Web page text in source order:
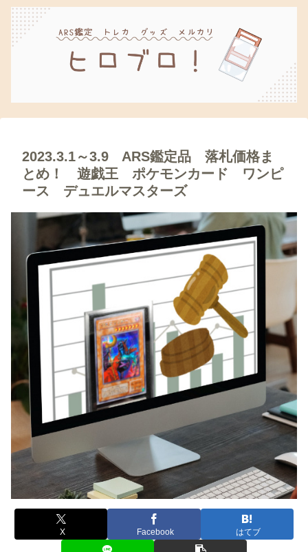
2023.3.1～3.9 ARS鑑定品 落札価格ま
とめ！ 遊戯王 ポケモンカード ワンピ
ース デュエルマスターズ
X Facebook はてブ